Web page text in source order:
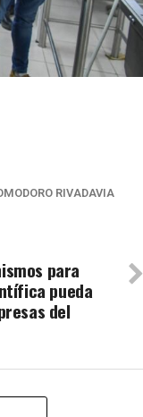
RIVADAVIA
para
pueda
del